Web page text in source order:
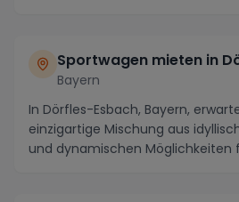
Sportwagen mieten in
Bayern
In Dörfles-Esbach, Bayern,
einzigartige Mischung aus
und dynamischen Möglichkeiten